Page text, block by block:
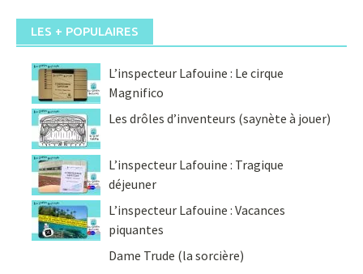
LES + POPULAIRES
L’inspecteur Lafouine : Le cirque
Magnifico
Les drôles d’inventeurs (saynète à jouer)
L’inspecteur Lafouine : Tragique
déjeuner
L’inspecteur Lafouine : Vacances
piquantes
Dame Trude (la sorcière)